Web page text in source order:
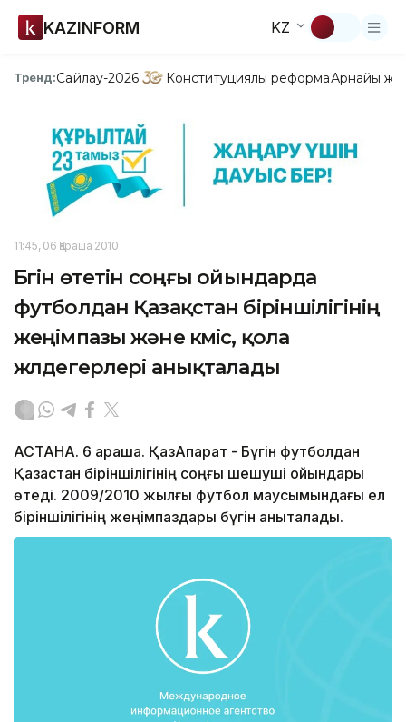
KAZINFORM KZ
Тренд:Сайлау-2026 Конституциялық реформаАрнайы
11:45, 06 Қараша 2010
Бүгін өтетін соңғы ойындарда
футболдан Қазақстан біріншілігінің
жеңімпазы және күміс, қола
жүлдегерлері анықталады
АСТАНА. 6 қараша. ҚазАқпарат - Бүгін футболдан
Қазақстан біріншілігінің соңғы шешуші ойындары
өтеді. 2009/2010 жылғы футбол маусымындағы ел
біріншілігінің жеңімпаздары бүгін анықталады.